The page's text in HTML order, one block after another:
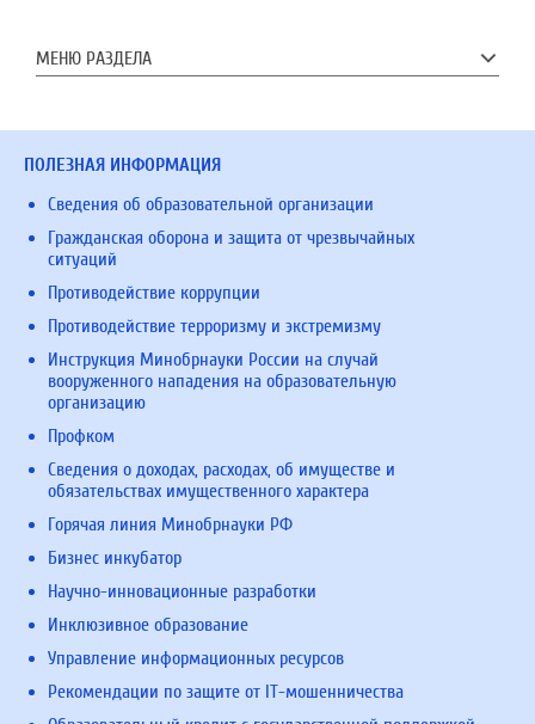
МЕНЮ РАЗДЕЛА
ПОЛЕЗНАЯ ИНФОРМАЦИЯ
Сведения об образовательной организации
Гражданская оборона и защита от чрезвычайных
ситуаций
Противодействие коррупции
Противодействие терроризму и экстремизму
Инструкция Минобрнауки России на случай
вооруженного нападения на образовательную
организацию
Профком
Сведения о доходах, расходах, об имуществе и
обязательствах имущественного характера
Горячая линия Минобрнауки РФ
Бизнес инкубатор
Научно-инновационные разработки
Инклюзивное образование
Управление информационных ресурсов
Рекомендации по защите от IT-мошенничества